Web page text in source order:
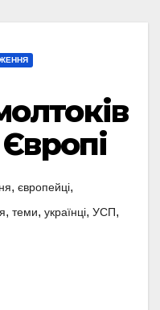
, європейці,
, теми, українці, УСП,